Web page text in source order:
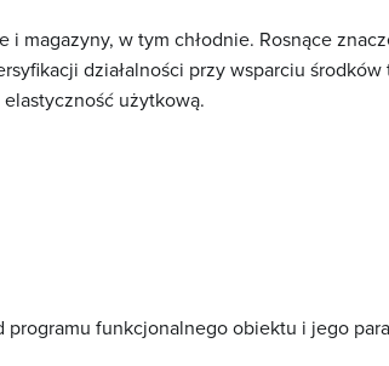
i magazyny, w tym chłodnie. Rosnące
działalności przy wsparciu
użytkową.
funkcjonalnego obiektu i jego